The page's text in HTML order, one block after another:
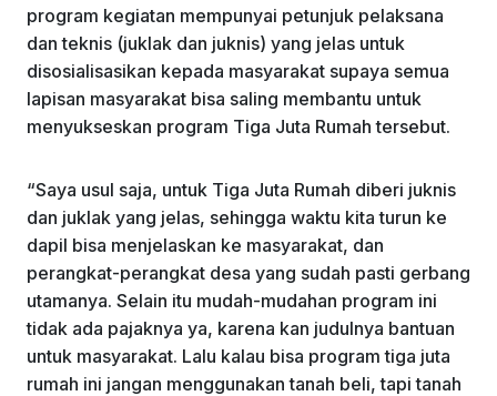
program kegiatan mempunyai petunjuk pelaksana
dan teknis (juklak dan juknis) yang jelas untuk
disosialisasikan kepada masyarakat supaya semua
lapisan masyarakat bisa saling membantu untuk
menyukseskan program Tiga Juta Rumah tersebut.
“Saya usul saja, untuk Tiga Juta Rumah diberi juknis
dan juklak yang jelas, sehingga waktu kita turun ke
dapil bisa menjelaskan ke masyarakat, dan
perangkat-perangkat desa yang sudah pasti gerbang
utamanya. Selain itu mudah-mudahan program ini
tidak ada pajaknya ya, karena kan judulnya bantuan
untuk masyarakat. Lalu kalau bisa program tiga juta
rumah ini jangan menggunakan tanah beli, tapi tanah